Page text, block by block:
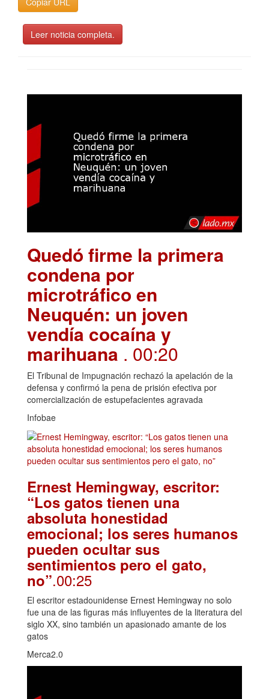
Leer noticia completa.
Quedó firme la primera
condena por
microtráfico en
Neuquén: un joven
vendía cocaína y
marihuana . 00:20
El Tribunal de Impugnación rechazó la apelación de la
defensa y confirmó la pena de prisión efectiva por
comercialización de estupefacientes agravada
Infobae
Ernest Hemingway, escritor:
“Los gatos tienen una
absoluta honestidad
emocional; los seres humanos
pueden ocultar sus
sentimientos pero el gato,
no”.00:25
El escritor estadounidense Ernest Hemingway no solo
fue una de las figuras más influyentes de la literatura del
siglo XX, sino también un apasionado amante de los
gatos
Merca2.0